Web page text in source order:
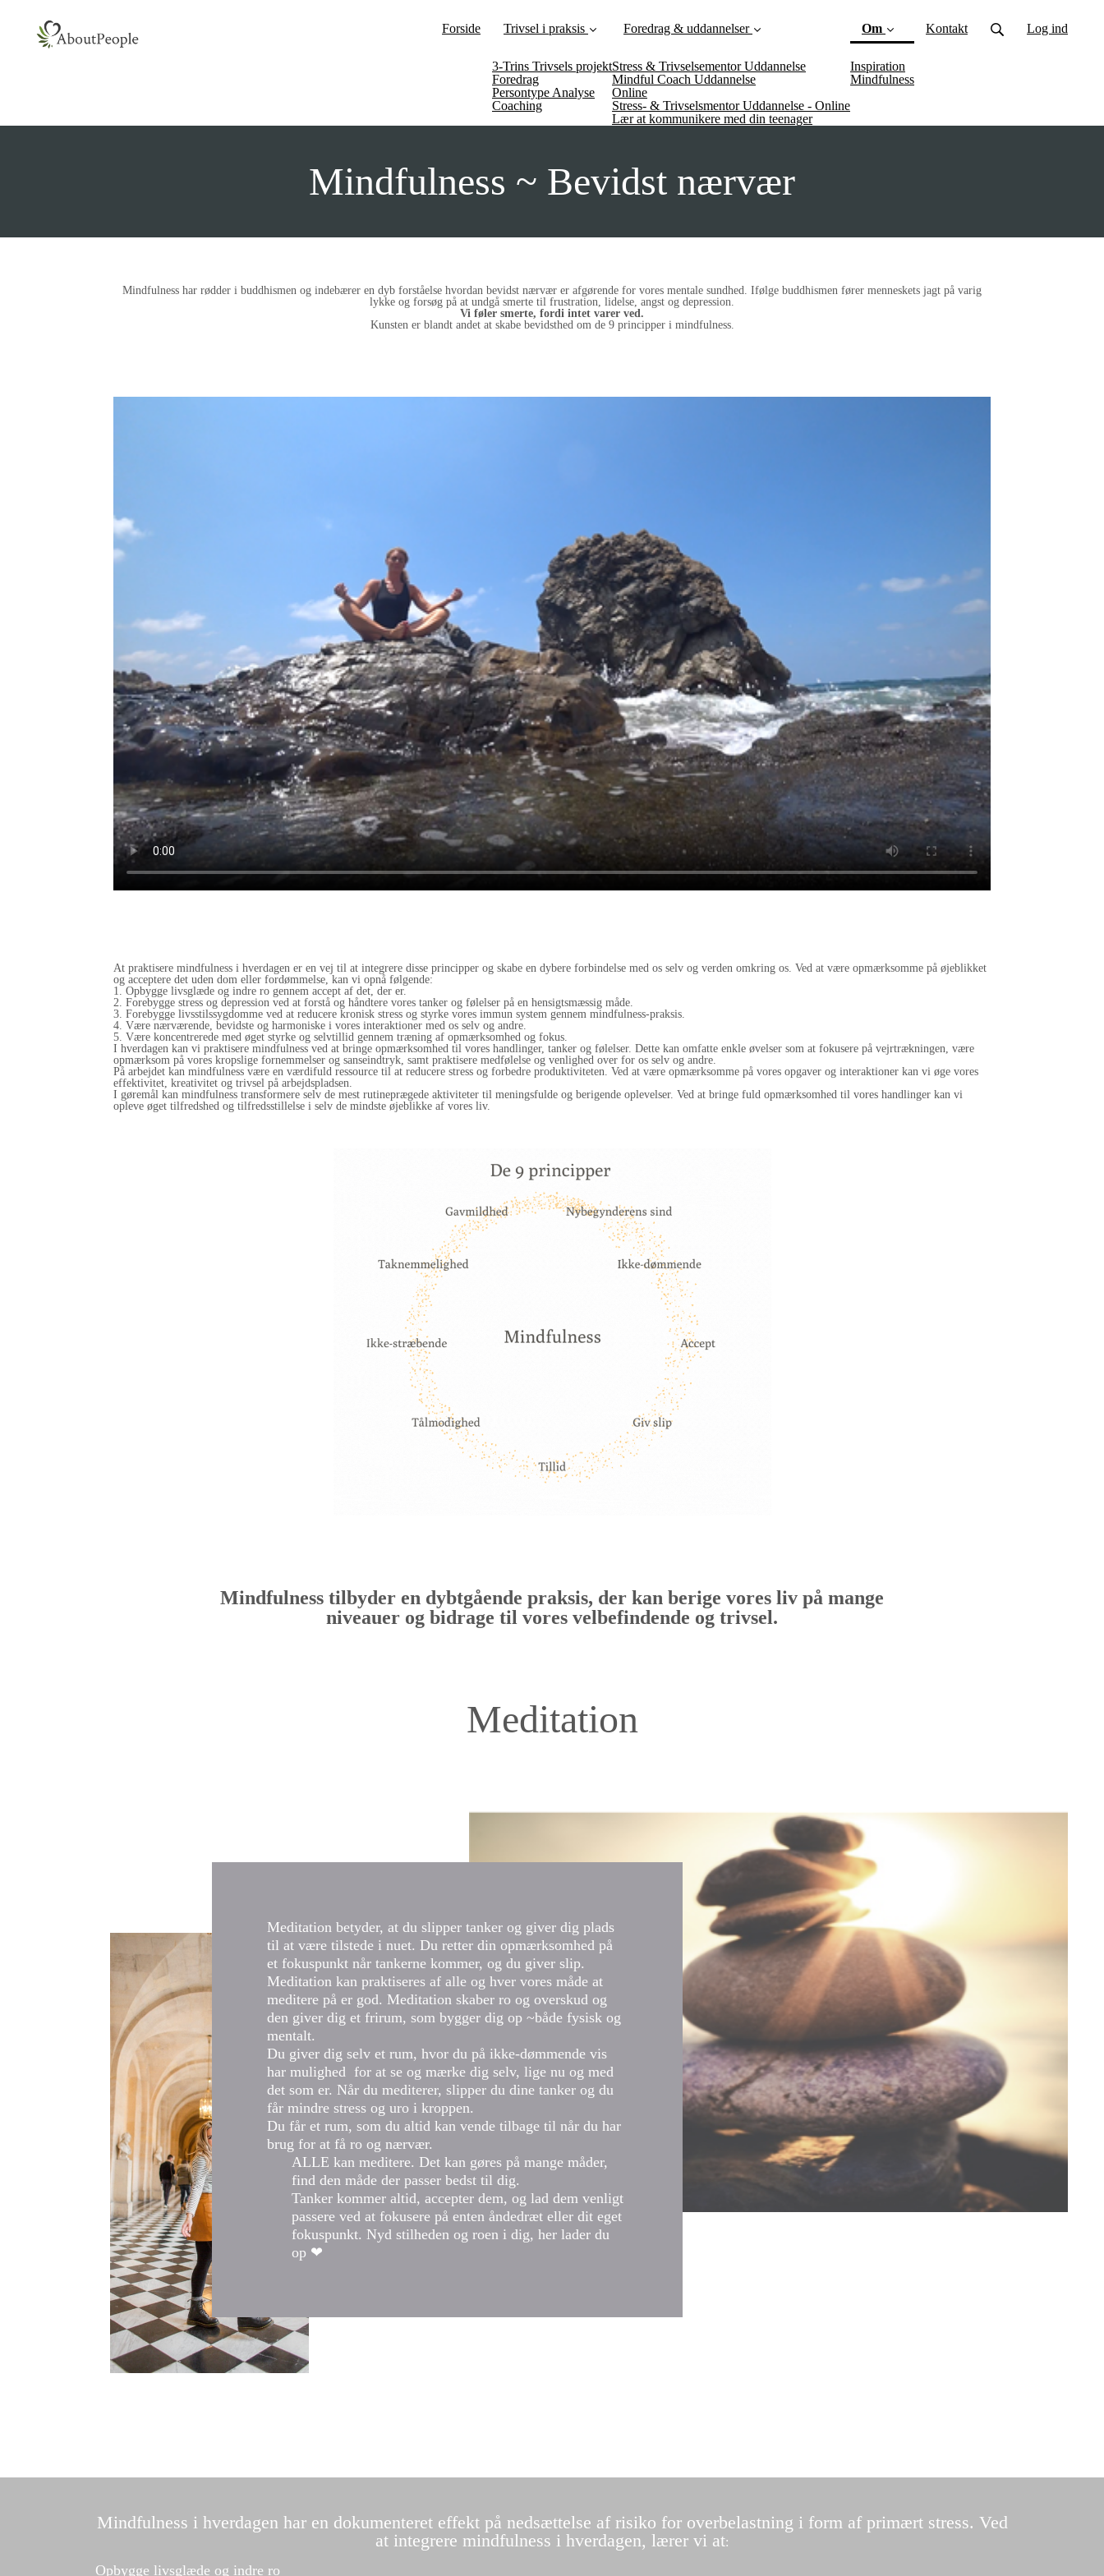
Forside Trivsel i praksis
3-Trins Trivsels projekt
Foredrag
Persontype Analyse
Coaching
Foredrag & uddannelser
Stress & Trivselsementor Uddannelse
Mindful Coach Uddannelse
Online
Stress- & Trivselsmentor Uddannelse - Online
Lær at kommunikere med din teenager
Om
Inspiration
Mindfulness(current)
Kontakt Log ind
Mindfulness ~ Bevidst nærvær
Mindfulness har rødder i buddhismen og indebærer en dyb forståelse hvordan bevidst nærvær er afgørende for vores mentale sundhed. Ifølge buddhismen fører menneskets jagt på varig
lykke og forsøg på at undgå smerte til frustration, lidelse, angst og depression.
Vi føler smerte, fordi intet varer ved.
Kunsten er blandt andet at skabe bevidsthed om de 9 principper i mindfulness.
At praktisere mindfulness i hverdagen er en vej til at integrere disse principper og skabe en dybere forbindelse med os selv og verden omkring os. Ved at være opmærksomme på øjeblikket
og acceptere det uden dom eller fordømmelse, kan vi opnå følgende:
1. Opbygge livsglæde og indre ro gennem accept af det, der er.
2. Forebygge stress og depression ved at forstå og håndtere vores tanker og følelser på en hensigtsmæssig måde.
3. Forebygge livsstilssygdomme ved at reducere kronisk stress og styrke vores immun system gennem mindfulness-praksis.
4. Være nærværende, bevidste og harmoniske i vores interaktioner med os selv og andre.
5. Være koncentrerede med øget styrke og selvtillid gennem træning af opmærksomhed og fokus.
I hverdagen kan vi praktisere mindfulness ved at bringe opmærksomhed til vores handlinger, tanker og følelser. Dette kan omfatte enkle øvelser som at fokusere på vejrtrækningen, være
opmærksom på vores kropslige fornemmelser og sanseindtryk, samt praktisere medfølelse og venlighed over for os selv og andre.
På arbejdet kan mindfulness være en værdifuld ressource til at reducere stress og forbedre produktiviteten. Ved at være opmærksomme på vores opgaver og interaktioner kan vi øge vores
effektivitet, kreativitet og trivsel på arbejdspladsen.
I gøremål kan mindfulness transformere selv de mest rutineprægede aktiviteter til meningsfulde og berigende oplevelser. Ved at bringe fuld opmærksomhed til vores handlinger kan vi
opleve øget tilfredshed og tilfredsstillelse i selv de mindste øjeblikke af vores liv.
Mindfulness tilbyder en dybtgående praksis, der kan berige vores liv på mange
niveauer og bidrage til vores velbefindende og trivsel.
Meditation
Meditation betyder, at du slipper tanker og giver dig plads
til at være tilstede i nuet. Du retter din opmærksomhed på
et fokuspunkt når tankerne kommer, og du giver slip.
Meditation kan praktiseres af alle og hver vores måde at
meditere på er god. Meditation skaber ro og overskud og
den giver dig et frirum, som bygger dig op ~både fysisk og
mentalt.
Du giver dig selv et rum, hvor du på ikke-dømmende vis
har mulighed for at se og mærke dig selv, lige nu og med
det som er. Når du mediterer, slipper du dine tanker og du
får mindre stress og uro i kroppen.
Du får et rum, som du altid kan vende tilbage til når du har
brug for at få ro og nærvær.
ALLE kan meditere. Det kan gøres på mange måder,
find den måde der passer bedst til dig.
Tanker kommer altid, accepter dem, og lad dem venligt
passere ved at fokusere på enten åndedræt eller dit eget
fokuspunkt. Nyd stilheden og roen i dig, her lader du
op ❤
Mindfulness i hverdagen har en dokumenteret effekt på nedsættelse af risiko for overbelastning i form af primært stress. Ved
at integrere mindfulness i hverdagen, lærer vi at:
Opbygge livsglæde og indre ro